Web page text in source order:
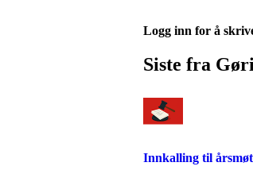
Logg inn for å
Siste fra
Innkalling til